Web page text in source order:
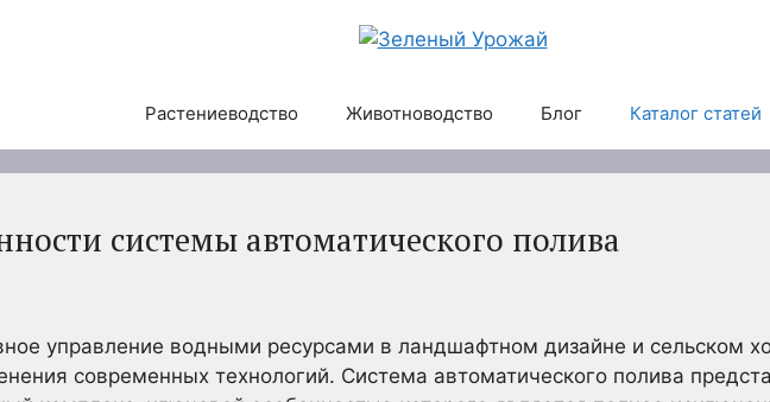
Растениеводство Животноводство Блог Каталог статей
системы автоматического полива
управление водными ресурсами в ландшафтном дизайне и сельском
современных технологий. Система автоматического полива